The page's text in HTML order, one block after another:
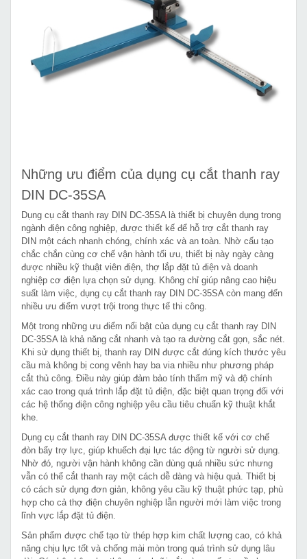
Những ưu điểm của dụng cụ cắt thanh ray
DIN DC-35SA
Dụng cụ cắt thanh ray DIN DC-35SA là thiết bị chuyên dụng trong
ngành điện công nghiệp, được thiết kế để hỗ trợ cắt thanh ray
DIN một cách nhanh chóng, chính xác và an toàn. Nhờ cấu tạo
chắc chắn cùng cơ chế vận hành tối ưu, thiết bị này ngày càng
được nhiều kỹ thuật viên điện, thợ lắp đặt tủ điện và doanh
nghiệp cơ điện lựa chọn sử dụng. Không chỉ giúp nâng cao hiệu
suất làm việc, dụng cụ cắt thanh ray DIN DC-35SA còn mang đến
nhiều ưu điểm vượt trội trong thực tế thi công.
Một trong những ưu điểm nổi bật của dụng cụ cắt thanh ray DIN
DC-35SA là khả năng cắt nhanh và tạo ra đường cắt gọn, sắc nét.
Khi sử dụng thiết bị, thanh ray DIN được cắt đúng kích thước yêu
cầu mà không bị cong vênh hay ba via nhiều như phương pháp
cắt thủ công. Điều này giúp đảm bảo tính thẩm mỹ và độ chính
xác cao trong quá trình lắp đặt tủ điện, đặc biệt quan trọng đối với
các hệ thống điện công nghiệp yêu cầu tiêu chuẩn kỹ thuật khắt
khe.
Dụng cụ cắt thanh ray DIN DC-35SA được thiết kế với cơ chế
đòn bẩy trợ lực, giúp khuếch đại lực tác động từ người sử dụng.
Nhờ đó, người vận hành không cần dùng quá nhiều sức nhưng
vẫn có thể cắt thanh ray một cách dễ dàng và hiệu quả. Thiết bị
có cách sử dụng đơn giản, không yêu cầu kỹ thuật phức tạp, phù
hợp cho cả thợ điện chuyên nghiệp lẫn người mới làm việc trong
lĩnh vực lắp đặt tủ điện.
Sản phẩm được chế tạo từ thép hợp kim chất lượng cao, có khả
năng chịu lực tốt và chống mài mòn trong quá trình sử dụng lâu